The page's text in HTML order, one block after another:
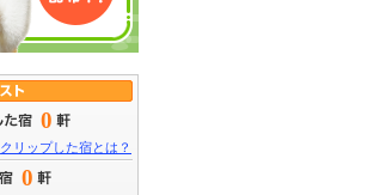
0
クリップした宿とは？
0